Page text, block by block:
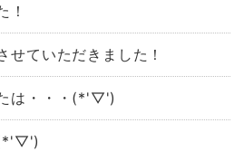
！
せていただきました！
は・・・(*'▽')
(*'▽')